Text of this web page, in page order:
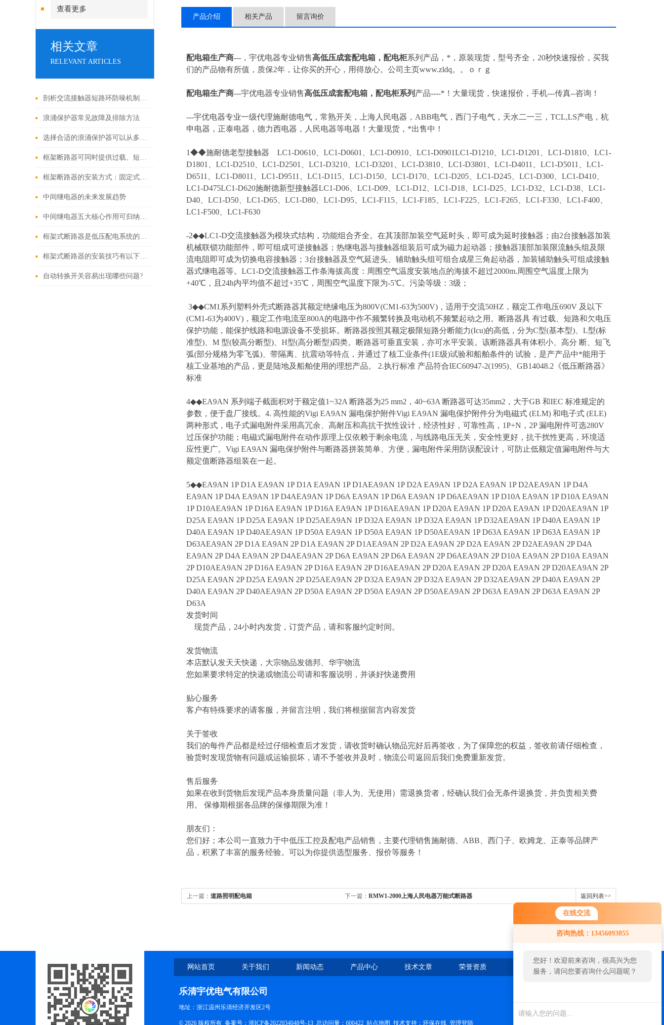
在线交流
咨询热线：13456093855
您好！欢迎前来咨询，很高兴为您
服务，请问您要咨询什么问题呢？
查看更多
相关文章
RELEVANT ARTICLES
剖析交流接触器短路环防噪机制与电气安全操作红线
浪涌保护器常见故障及排除方法
选择合适的浪涌保护器可以从多个角度探讨
框架断路器可同时提供过载、短路、漏电保护功能
框架断路器的安装方式：固定式，插入式，抽出式
中间继电器的未来发展趋势
中间继电器五大核心作用可归纳如下
框架式断路器是低压配电系统的核心保护设备
框架式断路器的安装技巧有以下这些
自动转换开关容易出现哪些问题?
产品介绍 相关产品 留言询价
配电箱生产商---，宇优电器专业销售高低压成套配电箱，配电柜系列产品，*，原装现货，型号齐全，20秒快速报价，买我
们的产品物有所值，质保2年，让你买的开心，用得放心。公司主页www.zldq。。ｏｒｇ
配电箱生产商---宇优电器专业销售高低压成套配电箱，配电柜系列 产品----*！大量现货，快速报价，手机---传真--咨询！
---宇优电器专业一级代理施耐德电气，常熟开关，上海人民电器，ABB电气，西门子电气，天水二一三，TCL,LS产电，杭
申电器，正泰电器，德力西电器，人民电器等电器！大量现货，*出售中！
1◆◆施耐德老型接触器 LC1-D0610、LC1-D0601、LC1-D0910、LC1-D0901LC1-D1210、LC1-D1201、LC1-D1810、LC1-
D1801、LC1-D2510、LC1-D2501、LC1-D3210、LC1-D3201、LC1-D3810、LC1-D3801、LC1-D4011、LC1-D5011、LC1-
D6511、LC1-D8011、LC1-D9511、LC1-D115、LC1-D150、LC1-D170、LC1-D205、LC1-D245、LC1-D300、LC1-D410、
LC1-D475LC1-D620施耐德新型接触器LC1-D06、LC1-D09、LC1-D12、LC1-D18、LC1-D25、LC1-D32、LC1-D38、LC1-
D40、LC1-D50、LC1-D65、LC1-D80、LC1-D95、LC1-F115、LC1-F185、LC1-F225、LC1-F265、LC1-F330、LC1-F400、
LC1-F500、LC1-F630
-2◆◆LC1-D交流接触器为模块式结构，功能组合齐全。在其顶部加装空气延时头，即可成为延时接触器；由2台接触器加装
机械联锁功能部件，即可组成可逆接触器；热继电器与接触器组装后可成为磁力起动器；接触器顶部加装限流触头组及限
流电阻即可成为切换电容接触器；3台接触器及空气延进头、辅助触头组可组合成星三角起动器，加装辅助触头可组成接触
器式继电器等。LC1-D交流接触器工作条海拔高度：周围空气温度安装地点的海拔不超过2000m.周围空气温度上限为
+40℃，且24h内平均值不超过+35℃，周围空气温度下限为-5℃。污染等级：3级；
3◆◆CM1系列塑料外壳式断路器其额定绝缘电压为800V(CM1-63为500V)，适用于交流50HZ，额定工作电压690V 及以下
(CM1-63为400V)，额定工作电流至800A的电路中作不频繁转换及电动机不频繁起动之用。断路器具 有过载、短路和欠电压
保护功能，能保护线路和电源设备不受损坏。断路器按照其额定极限短路分断能力(Icu)的高低，分为C型(基本型)、L型(标
准型)、M 型(较高分断型)、H型(高分断型)四类。断路器可垂直安装，亦可水平安装。该断路器具有体积小、高分 断、短飞
弧(部分规格为零飞弧)、带隔离、抗震动等特点，并通过了核工业条件(1E级)试验和船舶条件的 试验，是产产品中*能用于
核工业基地的产品，更是陆地及船舶使用的理想产品。 2.执行标准 产品符合IEC60947-2(1995)、GB14048.2《低压断路器》
标准
4◆◆EA9AN 系列端子截面积对于额定值1~32A 断路器为25 mm2，40~63A 断路器可达35mm2，大于GB 和IEC 标准规定的
参数，便于盘厂接线。4. 高性能的Vigi EA9AN 漏电保护附件Vigi EA9AN 漏电保护附件分为电磁式 (ELM) 和电子式 (ELE)
两种形式，电子式漏电附件采用高冗余、高耐压和高抗干扰性设计，经济性好，可靠性高，1P+N，2P 漏电附件可选280V
过压保护功能；电磁式漏电附件在动作原理上仅依赖于剩余电流，与线路电压无关，安全性更好，抗干扰性更高，环境适
应性更广。Vigi EA9AN 漏电保护附件与断路器拼装简单、方便，漏电附件采用防误配设计，可防止低额定值漏电附件与大
额定值断路器组装在一起。
5◆◆EA9AN 1P D1A EA9AN 1P D1A EA9AN 1P D1AEA9AN 1P D2A EA9AN 1P D2A EA9AN 1P D2AEA9AN 1P D4A
EA9AN 1P D4A EA9AN 1P D4AEA9AN 1P D6A EA9AN 1P D6A EA9AN 1P D6AEA9AN 1P D10A EA9AN 1P D10A EA9AN
1P D10AEA9AN 1P D16A EA9AN 1P D16A EA9AN 1P D16AEA9AN 1P D20A EA9AN 1P D20A EA9AN 1P D20AEA9AN 1P
D25A EA9AN 1P D25A EA9AN 1P D25AEA9AN 1P D32A EA9AN 1P D32A EA9AN 1P D32AEA9AN 1P D40A EA9AN 1P
D40A EA9AN 1P D40AEA9AN 1P D50A EA9AN 1P D50A EA9AN 1P D50AEA9AN 1P D63A EA9AN 1P D63A EA9AN 1P
D63AEA9AN 2P D1A EA9AN 2P D1A EA9AN 2P D1AEA9AN 2P D2A EA9AN 2P D2A EA9AN 2P D2AEA9AN 2P D4A
EA9AN 2P D4A EA9AN 2P D4AEA9AN 2P D6A EA9AN 2P D6A EA9AN 2P D6AEA9AN 2P D10A EA9AN 2P D10A EA9AN
2P D10AEA9AN 2P D16A EA9AN 2P D16A EA9AN 2P D16AEA9AN 2P D20A EA9AN 2P D20A EA9AN 2P D20AEA9AN 2P
D25A EA9AN 2P D25A EA9AN 2P D25AEA9AN 2P D32A EA9AN 2P D32A EA9AN 2P D32AEA9AN 2P D40A EA9AN 2P
D40A EA9AN 2P D40AEA9AN 2P D50A EA9AN 2P D50A EA9AN 2P D50AEA9AN 2P D63A EA9AN 2P D63A EA9AN 2P
D63A
发货时间
现货产品，24小时内发货，订货产品，请和客服约定时间。
发货物流
本店默认发天天快递，大宗物品发德邦、华宇物流
您如果要求特定的快递或物流公司请和客服说明，并谈好快递费用
贴心服务
客户有特殊要求的请客服，并留言注明，我们将根据留言内容发货
关于签收
我们的每件产品都是经过仔细检查后才发货，请收货时确认物品完好后再签收，为了保障您的权益，签收前请仔细检查，
验货时发现货物有问题或运输损坏，请不予签收并及时，物流公司返回后我们免费重新发货。
售后服务
如果在收到货物后发现产品本身质量问题（非人为、无使用）需退换货者，经确认我们会无条件退换货，并负责相关费
用。 保修期根据各品牌的保修期限为准！
朋友们：
您们好；本公司一直致力于中低压工控及配电产品销售，主要代理销售施耐德、ABB、西门子、欧姆龙、正泰等品牌产
品，积累了丰富的服务经验。可以为你提供选型服务、报价等服务！
上一篇： 道路照明配电箱 下一篇： RMW1-2000上海人民电器万能式断路器 返回列表>>
网站首页 关于我们 新闻动态 产品中心 技术文章 荣誉资质 在线留言 联系我们
乐清宇优电气有限公司
地址：浙江温州乐清经济开发区2号
© 2026 版权所有 备案号：浙ICP备2022034048号-13 总访问量：600422 站点地图 技术支持： 环保在线 管理登陆